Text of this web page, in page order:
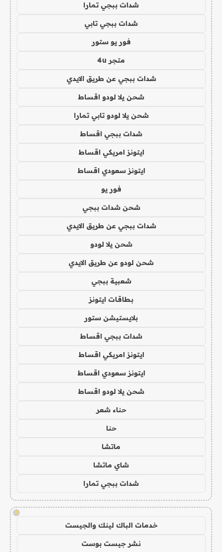
شدات ببجي تمارا
شدات ببجي تابي
فور يو ستور
متجر 4u
شدات ببجي عن طريق الايدي
شحن يلا لودو اقساط
شحن يلا لودو تابي تمارا
شدات ببجي اقساط
ايتونز امريكي اقساط
ايتونز سعودي اقساط
فور يو
شحن شدات ببجي
شدات ببجي عن طريق الايدي
شحن يلا لودو
شحن لودو عن طريق الايدي
شعبية ببجي
بطاقات ايتونز
بلايستيشن ستور
شدات ببجي اقساط
ايتونز امريكي اقساط
ايتونز سعودي اقساط
شحن يلا لودو اقساط
حناء شعر
حنا
ماتشا
شاي ماتشا
شدات ببجي تمارا
!
خدمات الباك لينك والجيست
نشر جيست بوست